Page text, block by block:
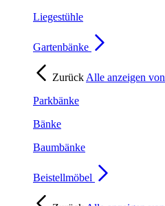
Liegestühle
Gartenbänke
Zurück Alle anzeigen von
Parkbänke
Bänke
Baumbänke
Beistellmöbel